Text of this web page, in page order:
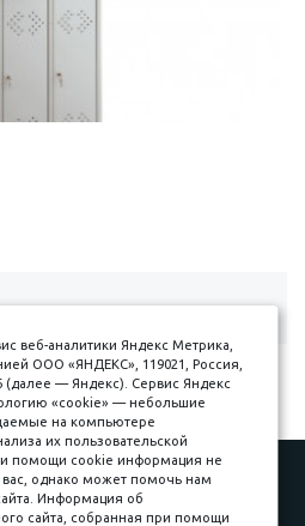
Оплата
Гарантии
веб-аналитики Яндекс Метрика,
ООО «ЯНДЕКС», 119021, Россия,
(далее — Яндекс). Сервис Яндекс
«cookie» — небольшие
на компьютере
их пользовательской
помощи cookie информация не
однако может помочь нам
Информация об
сайта, собранная при помощи